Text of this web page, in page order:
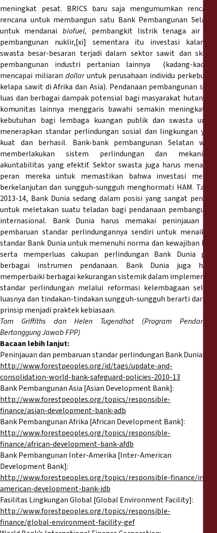
meningkat pesat. BRICS baru saja mengumumkan rencana-
rencana untuk membangun satu Bank Pembangunan Selatan
untuk mendanai biofuel, pembangkit listrik tenaga air dan
pembangunan nuklir,[xi] sementara itu investasi kalangan
swasta besar-besaran terjadi dalam sektor sawit dan skema
pembangunan industri pertanian lainnya (kadang-kadang
mencapai miliaran dollaruntuk perusahaan individu perkebunan
kelapa sawit di Afrika dan Asia). Pendanaan pembangunan skala
luas dan berbagai dampak potensial bagi masyarakat hutan dan
komunitas lainnya menggaris bawahi semakin meningkatnya
kebutuhan bagi lembaga kuangan publik dan swasta untuk
menerapkan standar perlindungan sosial dan lingkungan yang
kuat dan berhasil. Bank-bank pembangunan Selatan wajib
memberlakukan sistem perlindungan dan mekanisme
akuntabilitas yang efektif. Sektor swasta juga harus menaikan
peran mereka untuk memastikan bahwa investasi mereka
berkelanjutan dan sungguh-sungguh menghormati HAM. Tahun
2013-14, Bank Dunia sedang dalam posisi yang sangat penting
untuk meletakan suatu teladan bagi pendanaan pembangunan
internasional. Bank Dunia harus memakai peninjauan dan
pembaruan standar perlindungannya sendiri untuk menaikkan
standar Bank Dunia untuk memenuhi norma dan kewajiban HAM
serta memperluas cakupan perlindungan Bank Dunia pada
berbagai instrumen pendanaan. Bank Dunia juga harus
memperbaiki berbagai kekurangan sistemik dalam implementasi
standar perlindungan melalui reformasi kelembagaan seluas-
luasnya dan tindakan-tindakan sungguh-sungguh berarti dari hal
prinsip menjadi praktek kebiasaan.
Tom Griffiths dan Helen Tugendhat (Program Pendanaan
Bertanggung Jawab FPP)
Bacaan lebih lanjut:
Peninjauan dan pembaruan standar perlindungan Bank Dunia:
http://www.forestpeoples.org/id/tags/update-and-
consolidation-world-bank-safeguard-policies-2010-13
Bank Pembangunan Asia [Asian Development Bank]:
http://www.forestpeoples.org/topics/responsible-
finance/asian-development-bank-adb
Bank Pembangunan Afrika [African Development Bank]:
http://www.forestpeoples.org/topics/responsible-
finance/african-development-bank-afdb
Bank Pembangunan Inter-Amerika [Inter-American
Development Bank]:
http://www.forestpeoples.org/topics/responsible-finance/inter-
american-development-bank-idb
Fasilitas Lingkungan Global [Global Environment Facility]:
http://www.forestpeoples.org/topics/responsible-
finance/global-environment-facility-gef